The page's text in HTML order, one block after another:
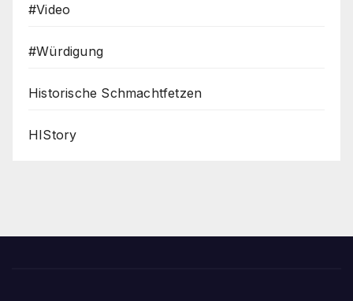
#Video
#Würdigung
Historische Schmachtfetzen
HIStory